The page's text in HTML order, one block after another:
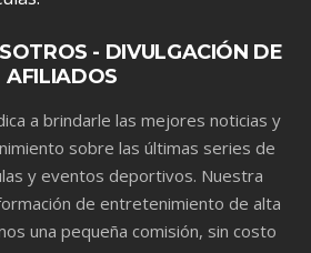
- DIVULGACIÓN DE
AFILIADOS
a brindarle las mejores noticias y
sobre las últimas series de
y eventos deportivos. Nuestra
de entretenimiento de alta
una pequeña comisión, sin costo